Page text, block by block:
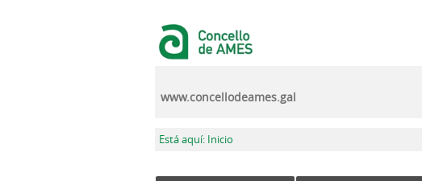
www.concellodeames.gal
Se encuentra usted aquí
Está aquí: Inicio